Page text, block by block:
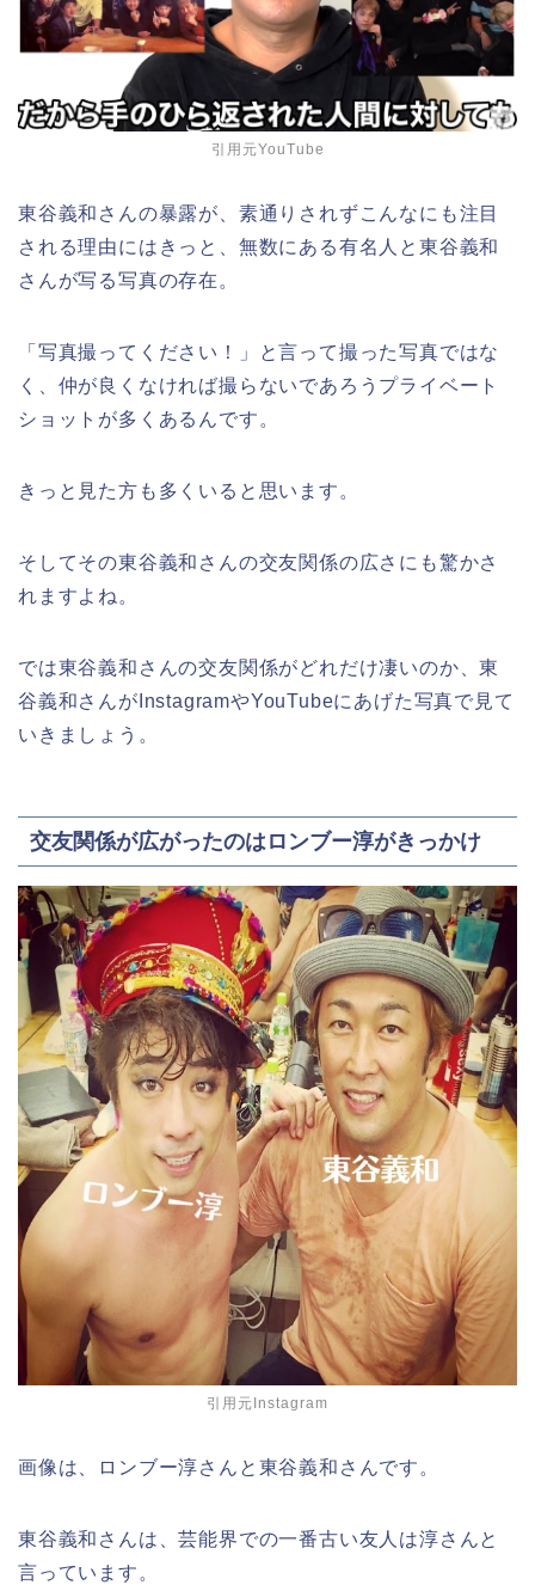
引用元YouTube
東谷義和さんの暴露が、素通りされずこんなにも注目
される理由にはきっと、無数にある有名人と東谷義和
さんが写る写真の存在。
「写真撮ってください！」と言って撮った写真ではな
く、仲が良くなければ撮らないであろうプライベート
ショットが多くあるんです。
きっと見た方も多くいると思います。
そしてその東谷義和さんの交友関係の広さにも驚かさ
れますよね。
では東谷義和さんの交友関係がどれだけ凄いのか、東
谷義和さんがInstagramやYouTubeにあげた写真で見て
いきましょう。
交友関係が広がったのはロンブー淳がきっかけ
引用元Instagram
画像は、ロンブー淳さんと東谷義和さんです。
東谷義和さんは、芸能界での一番古い友人は淳さんと
言っています。